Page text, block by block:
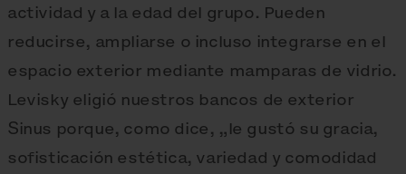
actividad y a la edad del grupo. Pueden
reducirse, ampliarse o incluso integrarse en el
espacio exterior mediante mamparas de vidrio.
Levisky eligió nuestros bancos de exterior
Sinus porque, como dice, „le gustó su gracia,
sofisticación estética, variedad y comodidad